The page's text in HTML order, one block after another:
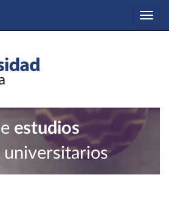
estudios
universitarios